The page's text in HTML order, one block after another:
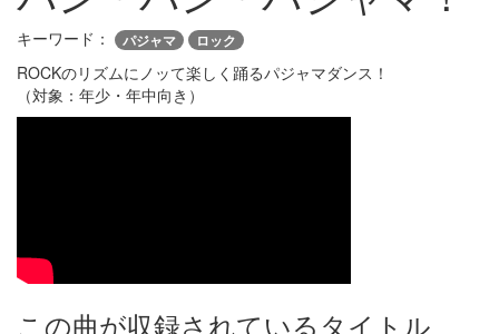
キーワード： パジャマ ロック
ROCKのリズムにノッて楽しく踊るパジャマダンス！
（対象：年少・年中向き）
この曲が収録されているタイトル